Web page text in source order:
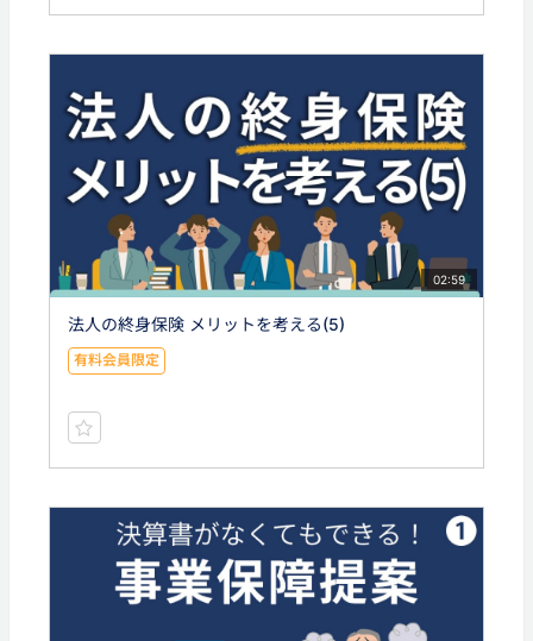
02:59
法人の終身保険 メリットを考える(5)
有料会員限定